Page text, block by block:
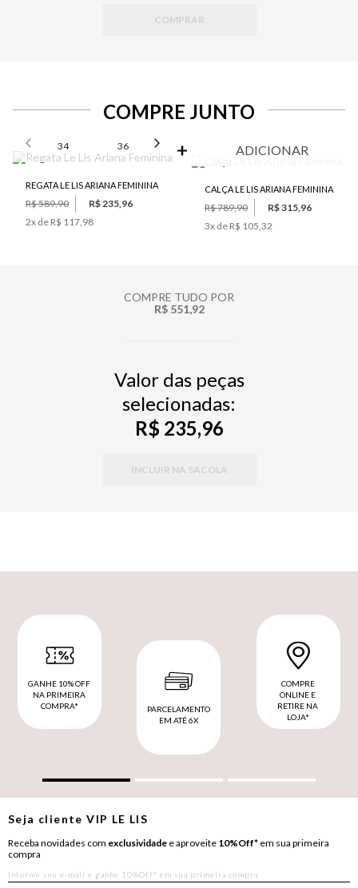
COMPRAR
COMPRE JUNTO
34 36 38 40 42
REGATA LE LIS ARIANA FEMININA
R$ 589,90
R$ 235,96
2x de R$ 117,98
ADICIONAR
CALÇA LE LIS ARIANA FEMININA
R$ 789,90
R$ 315,96
3x de R$ 105,32
COMPRE TUDO POR
R$ 551,92
Valor das peças
selecionadas:
R$ 235,96
INCLUIR NA SACOLA
GANHE 10% OFF
NA PRIMEIRA
COMPRA*
PARCELAMENTO
EM ATÉ 6X
COMPRE
ONLINE E
RETIRE NA
LOJA*
Seja clienteVIP LE LIS
Receba novidades com exclusividade e aproveite 10%Off* em sua primeira
compra